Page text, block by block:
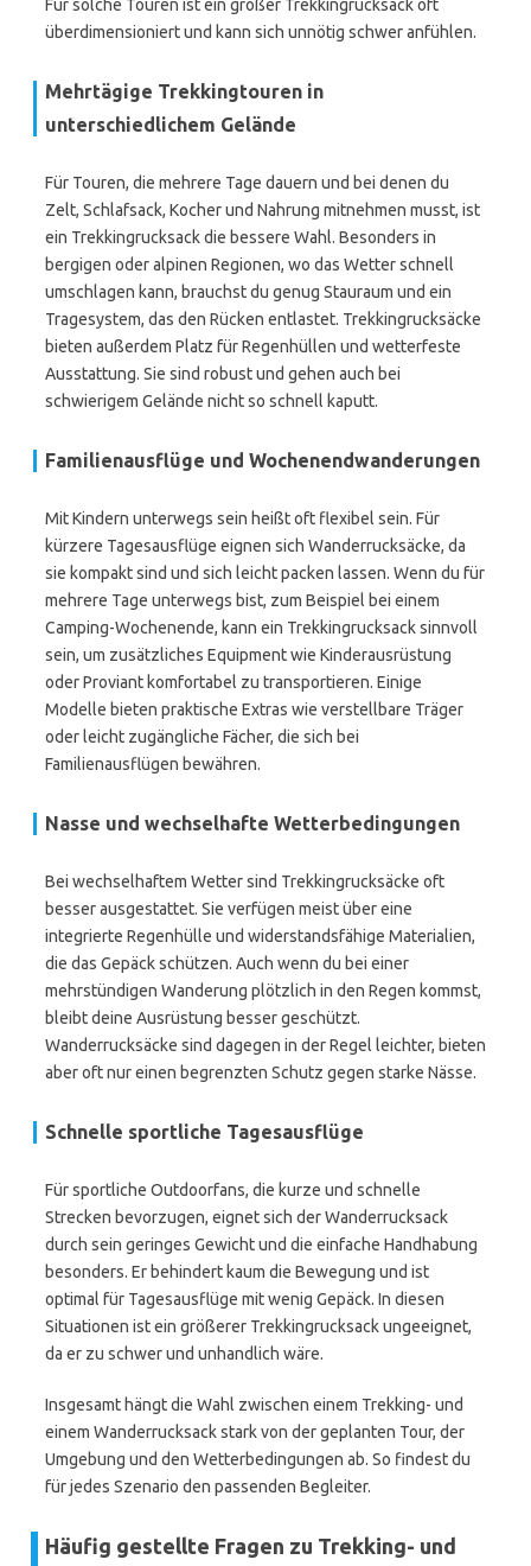
Für solche Touren ist ein großer Trekkingrucksack oft
überdimensioniert und kann sich unnötig schwer anfühlen.
Mehrtägige Trekkingtouren in
unterschiedlichem Gelände
Für Touren, die mehrere Tage dauern und bei denen du
Zelt, Schlafsack, Kocher und Nahrung mitnehmen musst, ist
ein Trekkingrucksack die bessere Wahl. Besonders in
bergigen oder alpinen Regionen, wo das Wetter schnell
umschlagen kann, brauchst du genug Stauraum und ein
Tragesystem, das den Rücken entlastet. Trekkingrucksäcke
bieten außerdem Platz für Regenhüllen und wetterfeste
Ausstattung. Sie sind robust und gehen auch bei
schwierigem Gelände nicht so schnell kaputt.
Familienausflüge und Wochenendwanderungen
Mit Kindern unterwegs sein heißt oft flexibel sein. Für
kürzere Tagesausflüge eignen sich Wanderrucksäcke, da
sie kompakt sind und sich leicht packen lassen. Wenn du für
mehrere Tage unterwegs bist, zum Beispiel bei einem
Camping-Wochenende, kann ein Trekkingrucksack sinnvoll
sein, um zusätzliches Equipment wie Kinderausrüstung
oder Proviant komfortabel zu transportieren. Einige
Modelle bieten praktische Extras wie verstellbare Träger
oder leicht zugängliche Fächer, die sich bei
Familienausflügen bewähren.
Nasse und wechselhafte Wetterbedingungen
Bei wechselhaftem Wetter sind Trekkingrucksäcke oft
besser ausgestattet. Sie verfügen meist über eine
integrierte Regenhülle und widerstandsfähige Materialien,
die das Gepäck schützen. Auch wenn du bei einer
mehrstündigen Wanderung plötzlich in den Regen kommst,
bleibt deine Ausrüstung besser geschützt.
Wanderrucksäcke sind dagegen in der Regel leichter, bieten
aber oft nur einen begrenzten Schutz gegen starke Nässe.
Schnelle sportliche Tagesausflüge
Für sportliche Outdoorfans, die kurze und schnelle
Strecken bevorzugen, eignet sich der Wanderrucksack
durch sein geringes Gewicht und die einfache Handhabung
besonders. Er behindert kaum die Bewegung und ist
optimal für Tagesausflüge mit wenig Gepäck. In diesen
Situationen ist ein größerer Trekkingrucksack ungeeignet,
da er zu schwer und unhandlich wäre.
Insgesamt hängt die Wahl zwischen einem Trekking- und
einem Wanderrucksack stark von der geplanten Tour, der
Umgebung und den Wetterbedingungen ab. So findest du
für jedes Szenario den passenden Begleiter.
Häufig gestellte Fragen zu Trekking- und